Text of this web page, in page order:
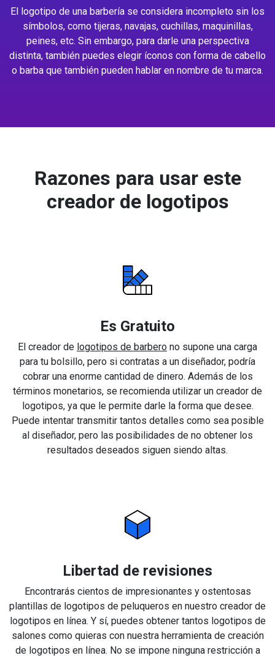
El logotipo de una barbería se considera incompleto sin los
símbolos, como tijeras, navajas, cuchillas, maquinillas,
peines, etc. Sin embargo, para darle una perspectiva
distinta, también puedes elegir íconos con forma de cabello
o barba que también pueden hablar en nombre de tu marca.
Razones para usar este
creador de logotipos
Es Gratuito
El creador de logotipos de barbero no supone una carga
para tu bolsillo, pero si contratas a un diseñador, podría
cobrar una enorme cantidad de dinero. Además de los
términos monetarios, se recomienda utilizar un creador de
logotipos, ya que le permite darle la forma que desee.
Puede intentar transmitir tantos detalles como sea posible
al diseñador, pero las posibilidades de no obtener los
resultados deseados siguen siendo altas.
Libertad de revisiones
Encontrarás cientos de impresionantes y ostentosas
plantillas de logotipos de peluqueros en nuestro creador de
logotipos en línea. Y sí, puedes obtener tantos logotipos de
salones como quieras con nuestra herramienta de creación
de logotipos en línea. No se impone ninguna restricción a